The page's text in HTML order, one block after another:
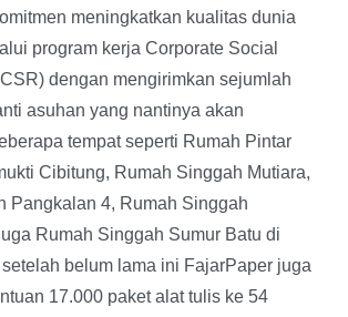
meningkatkan kualitas dunia
program kerja Corporate Social
dengan mengirimkan sejumlah
asuhan yang nantinya akan
tempat seperti Rumah Pintar
Cibitung, Rumah Singgah Mutiara,
Pangkalan 4, Rumah Singgah
Rumah Singgah Sumur Batu di
belum lama ini FajarPaper juga
17.000 paket alat tulis ke 54